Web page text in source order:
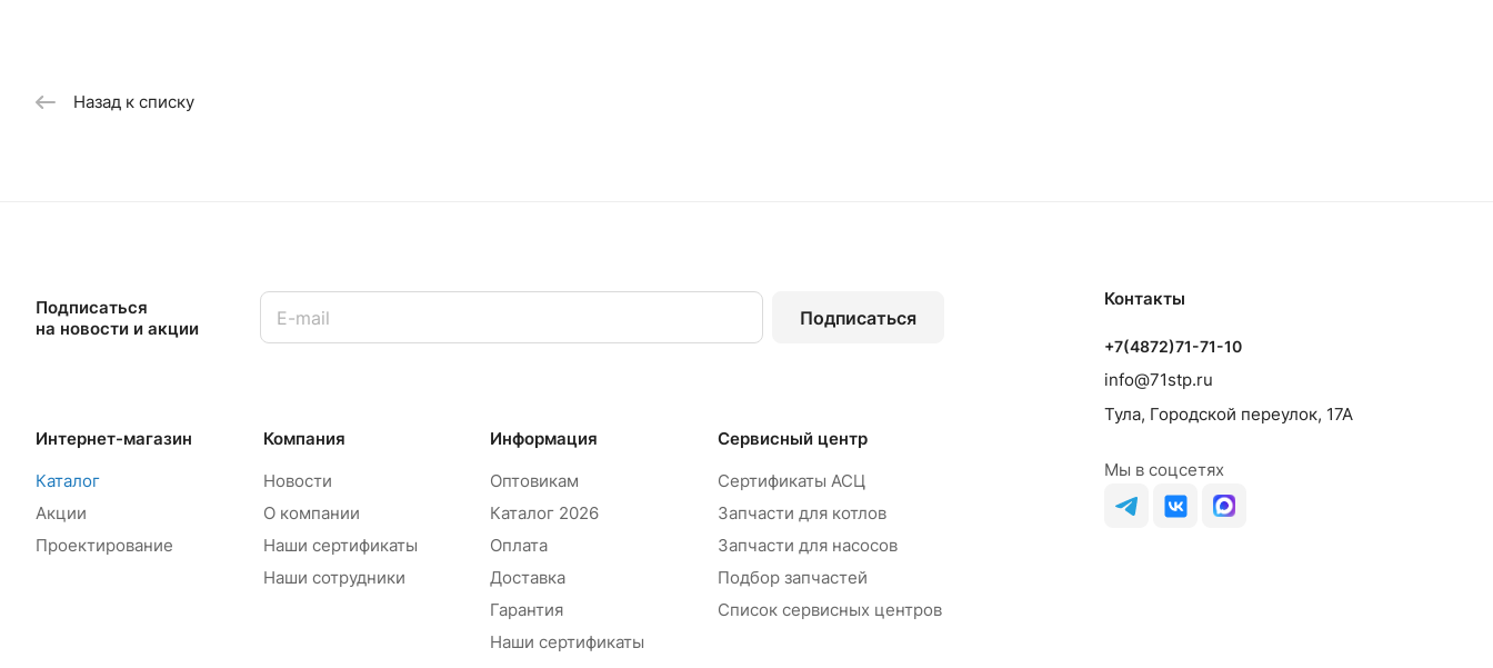
Назад к списку
Подписаться
на новости и акции
Подписаться
Интернет-магазин
Каталог
Акции
Проектирование
Компания
Новости
О компании
Наши сертификаты
Наши сотрудники
Информация
Оптовикам
Каталог 2026
Оплата
Доставка
Гарантия
Наши сертификаты
Сервисный центр
Сертификаты АСЦ
Запчасти для котлов
Запчасти для насосов
Подбор запчастей
Список сервисных центров
Контакты
+7(4872)71-71-10
info@71stp.ru
Тула, Городской переулок, 17А
Мы в соцсетях